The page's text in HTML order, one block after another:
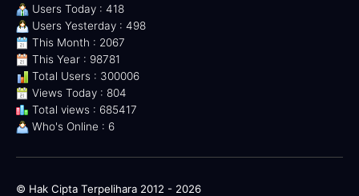
Users Today : 418
Users Yesterday : 498
This Month : 2067
This Year : 98781
Total Users : 300006
Views Today : 804
Total views : 685417
Who's Online : 6
© Hak Cipta Terpelihara 2012 - 2026